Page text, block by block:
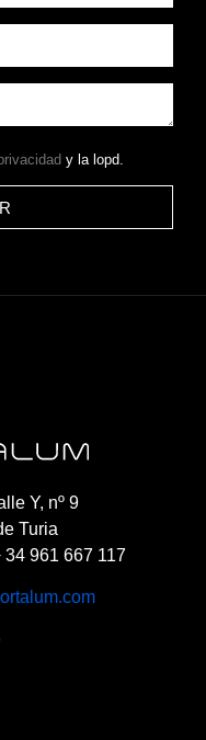
y la lopd.
Y, nº 9
Turia
961 667 117